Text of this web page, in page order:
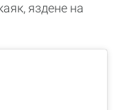
яздене на